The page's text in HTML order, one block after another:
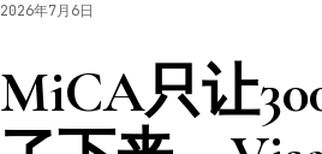
2026年7月6日
MiCA只让